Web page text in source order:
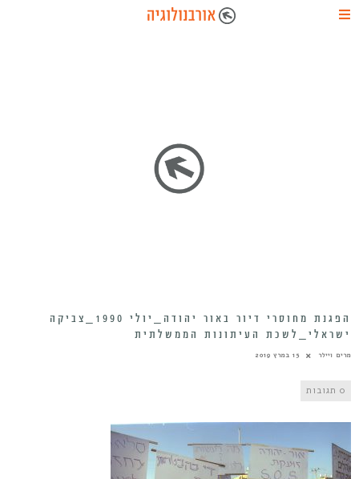
הפגנת מחוסרי דיור באור יהודה_יולי 1990_צביקה
ישראלי_לשכת העיתונות הממשלתית
מרים ויילר 15 במרץ 2019
0 תגובות